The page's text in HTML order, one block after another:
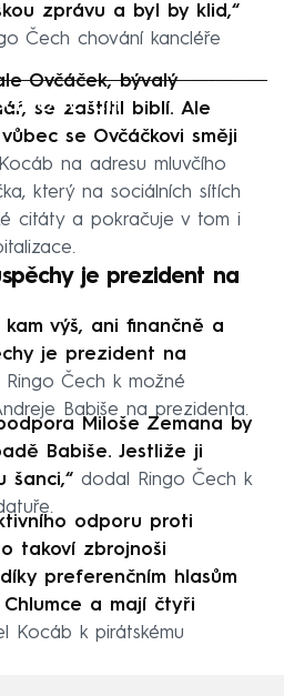
zprávu a byl by klid,“
Čech chování kancléře
to fetch
Ovčáček, bývalý
se zaštítil biblí. Ale
se Ovčáčkovi směji
na adresu mluvčího
který na sociálních sítích
citáty a pokračuje v tom i
je prezident na
výš, ani finančně a
je prezident na
Ringo Čech k možné
Babiše na prezidenta.
Miloše Zemana by
Babiše. Jestliže ji
šanci,“ dodal Ringo Čech k
odporu proti
takoví zbrojnoši
preferenčním hlasům
a mají čtyři
Kocáb k pirátskému